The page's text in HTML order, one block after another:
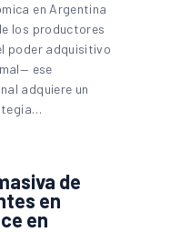
en Argentina
los productores
poder adquisitivo
ese
adquiere un
de
en
en